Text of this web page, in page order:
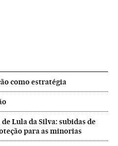
como estratégia
Lula da Silva: subidas de
para as minorias